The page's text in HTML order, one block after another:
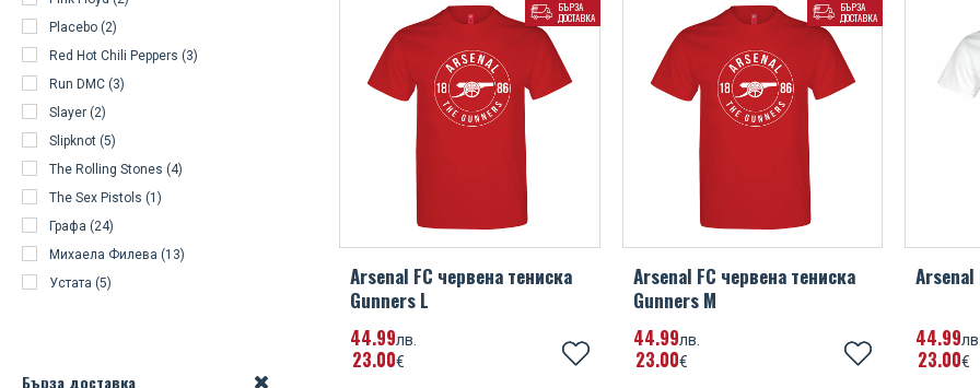
БЪРЗА
ДОСТАВКА
Arsenal FC червена тениска
Gunners L
44 99лв.
23 00€
БЪРЗА
ДОСТАВКА
Arsenal FC червена тениска
Gunners М
4499лв.
2300€
Arsenal
44 99лв.
23 00€
Placebo (2)
Red Hot Chili Peppers (3)
Run DMC (3)
Slayer (2)
Slipknot (5)
The Rolling Stones (4)
The Sex Pistols (1)
Графа (24)
Михаела Филева (13)
Устата (5)
Бърза доставка